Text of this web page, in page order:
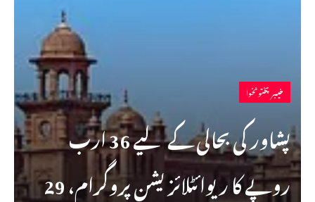
خیبرپختونخوا
پشاور کی بحالی کے لیے 36 ارب
روپے کا ریوائٹلائزیشن پروگرام، 29